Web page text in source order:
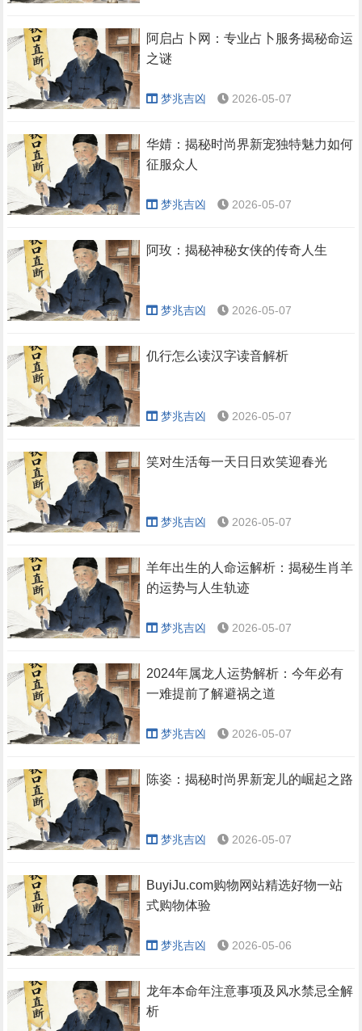
阿启占卜网：专业占卜服务揭秘命运
之谜
梦兆吉凶 2026-05-07
华婧：揭秘时尚界新宠独特魅力如何
征服众人
梦兆吉凶 2026-05-07
阿玫：揭秘神秘女侠的传奇人生
梦兆吉凶 2026-05-07
仉行怎么读汉字读音解析
梦兆吉凶 2026-05-07
笑对生活每一天日日欢笑迎春光
梦兆吉凶 2026-05-07
羊年出生的人命运解析：揭秘生肖羊
的运势与人生轨迹
梦兆吉凶 2026-05-07
2024年属龙人运势解析：今年必有
一难提前了解避祸之道
梦兆吉凶 2026-05-07
陈姿：揭秘时尚界新宠儿的崛起之路
梦兆吉凶 2026-05-07
BuyiJu.com购物网站精选好物一站
式购物体验
梦兆吉凶 2026-05-06
龙年本命年注意事项及风水禁忌全解
析